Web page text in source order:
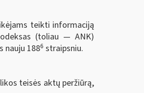
teikti informaciją
(toliau — ANK)
nauju 1886 straipsniu.
teisės aktų peržiūrą,